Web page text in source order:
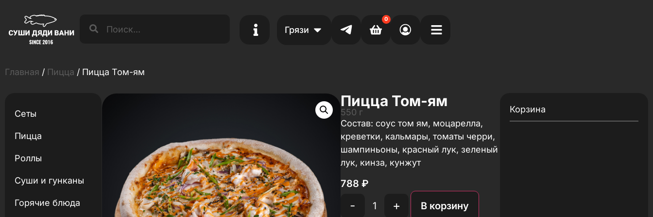
Грязи
0
Главная / Пицца / Пицца Том-ям
Сеты
Пицца
Роллы
Суши и гунканы
Горячие блюда
Пицца Том-ям
550 г
Состав: соус том ям, моцарелла,
креветки, кальмары, томаты черри,
шампиньоны, красный лук, зеленый
лук, кинза, кунжут
788 ₽
- + В корзину
Корзина